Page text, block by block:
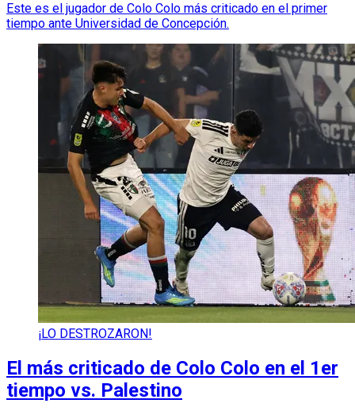
Este es el jugador de Colo Colo más criticado en el primer
tiempo ante Universidad de Concepción.
¡LO DESTROZARON!
El más criticado de Colo Colo en el 1er
tiempo vs. Palestino